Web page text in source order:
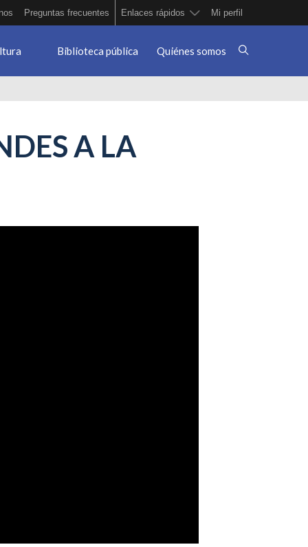
Preguntas frecuentes Enlaces rápidos Mi perfil
Biblioteca pública Quiénes somos
A LA